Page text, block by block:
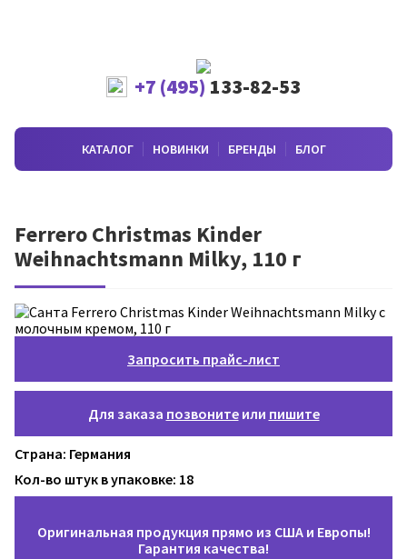
+7 (495) 133-82-53
КАТАЛОГ НОВИНКИ БРЕНДЫ БЛОГ
Ferrero Christmas Kinder
Weihnachtsmann Milky, 110 г
Запросить прайс-лист
Для заказа позвонитеили пишите
Страна: Германия
Кол-во штук в упаковке: 18
Оригинальная продукция прямо из США и Европы!
Гарантия качества!